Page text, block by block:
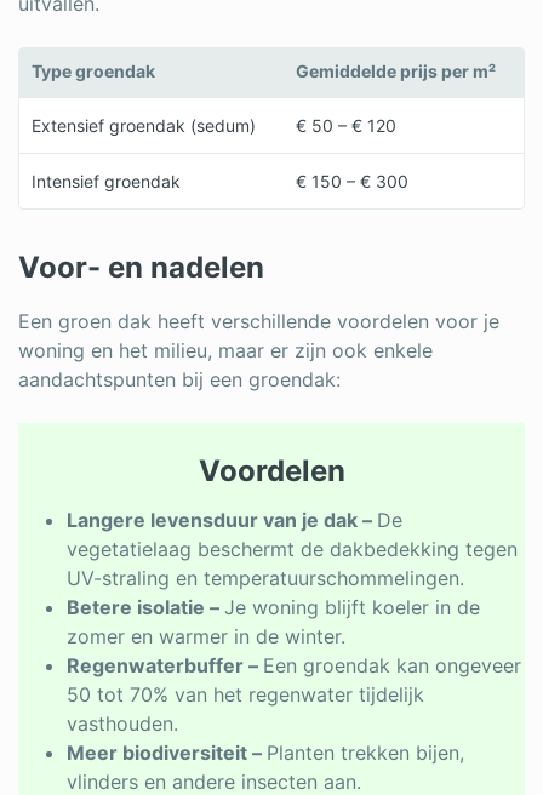
Type groendak Gemiddelde prijs per m²
Extensief groendak (sedum) € 50 – € 120
Intensief groendak € 150 – € 300
Voor- en nadelen
Een groen dak heeft verschillende voordelen voor je
woning en het milieu, maar er zijn ook enkele
aandachtspunten bij een groendak:
Voordelen
Langere levensduur van je dak – De
vegetatielaag beschermt de dakbedekking tegen
UV-straling en temperatuurschommelingen.
Betere isolatie – Je woning blijft koeler in de
zomer en warmer in de winter.
Regenwaterbuffer – Een groendak kan ongeveer
50 tot 70% van het regenwater tijdelijk
vasthouden.
Meer biodiversiteit – Planten trekken bijen,
vlinders en andere insecten aan.